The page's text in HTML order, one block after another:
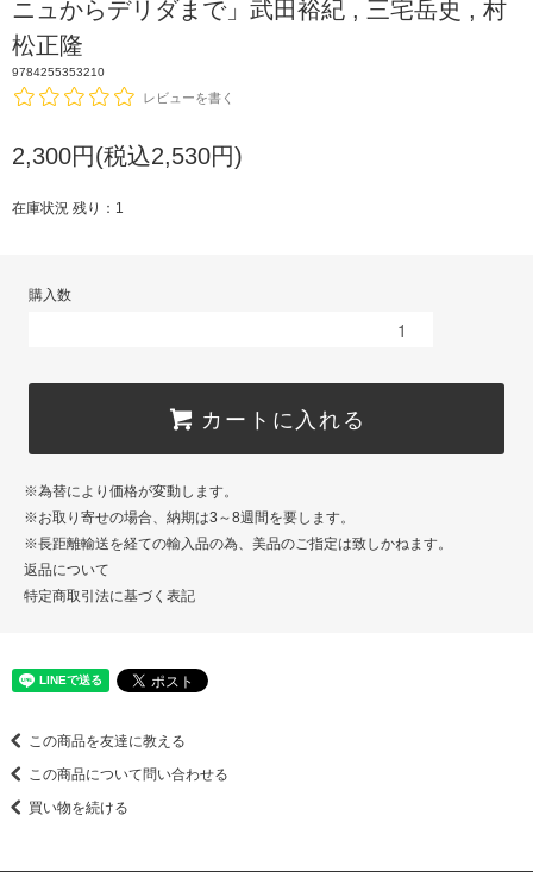
ニュからデリダまで」武田裕紀 , 三宅岳史 , 村
松正隆
9784255353210
レビューを書く
2,300円(税込2,530円)
在庫状況 残り：1
購入数
カートに入れる
※為替により価格が変動します。
※お取り寄せの場合、納期は3～8週間を要します。
※長距離輸送を経ての輸入品の為、美品のご指定は致しかねます。
返品について
特定商取引法に基づく表記
この商品を友達に教える
この商品について問い合わせる
買い物を続ける